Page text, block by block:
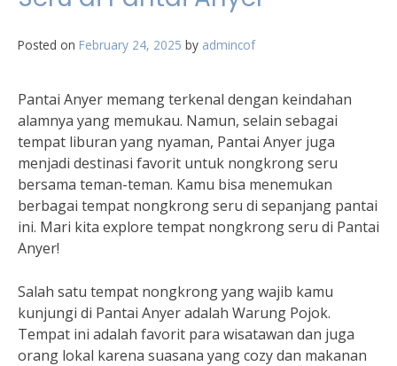
Posted on February 24, 2025 by admincof
Pantai Anyer memang terkenal dengan keindahan
alamnya yang memukau. Namun, selain sebagai
tempat liburan yang nyaman, Pantai Anyer juga
menjadi destinasi favorit untuk nongkrong seru
bersama teman-teman. Kamu bisa menemukan
berbagai tempat nongkrong seru di sepanjang pantai
ini. Mari kita explore tempat nongkrong seru di Pantai
Anyer!
Salah satu tempat nongkrong yang wajib kamu
kunjungi di Pantai Anyer adalah Warung Pojok.
Tempat ini adalah favorit para wisatawan dan juga
orang lokal karena suasana yang cozy dan makanan